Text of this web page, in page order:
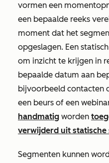
vormen een
een bepaalde reeks
moment dat het
opgeslagen. Een
om inzicht te krijgen in
bepaalde datum aan
bijvoorbeeld contacten
een beurs of een
handmatig worden
verwijderd uit statische
Segmenten kunnen